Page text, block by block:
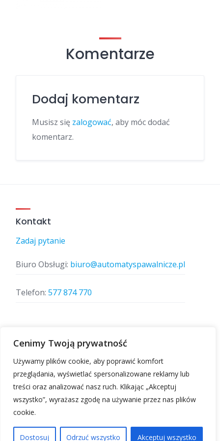
Cenimy Twoją prywatność
Używamy plików cookie, aby poprawić komfort
przeglądania, wyświetlać spersonalizowane reklamy lub
treści oraz analizować nasz ruch. Klikając „Akceptuj
wszystko”, wyrażasz zgodę na używanie przez nas plików
cookie.
Dostosuj Odrzuć wszystko Akceptuj wszystko
Komentarze
Dodaj komentarz
Musisz się zalogować, aby móc dodać
komentarz.
Kontakt
Zadaj pytanie
Biuro Obsługi: biuro@automatyspawalnicze.pl
Telefon: 577 874 770
Automatyspawalnicze.pl | Wszelkie prawa
zastrzeżone.